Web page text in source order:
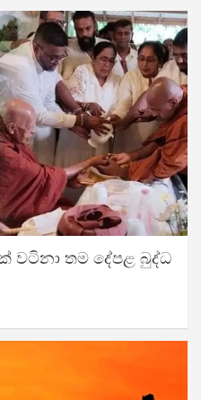
වටිනා තම දේපළ බුද්ධ